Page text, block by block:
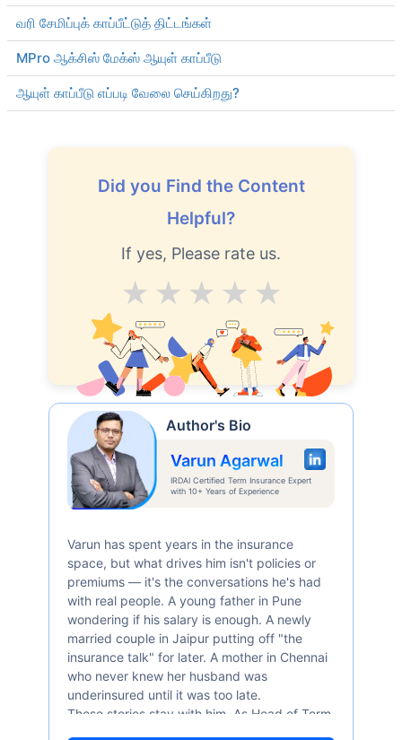
வரி சேமிப்புக் காப்பீட்டுத் திட்டங்கள்
MPro ஆக்சிஸ் மேக்ஸ் ஆயுள் காப்பீடு
ஆயுள் காப்பீடு எப்படி வேலை செய்கிறது?
Did you Find the Content
Helpful?
If yes, Please rate us.
Excellent
V.Good
Good
Average
Author's Bio
Varun Agarwal
IRDAI Certified Term Insurance Expert
with 10+ Years of Experience
Varun has spent years in the insurance
space, but what drives him isn't policies or
premiums — it's the conversations he's had
with real people. A young father in Pune
wondering if his salary is enough. A newly
married couple in Jaipur putting off "the
insurance talk" for later. A mother in Chennai
who never knew her husband was
underinsured until it was too late.
These stories stay with him. As Head of Term